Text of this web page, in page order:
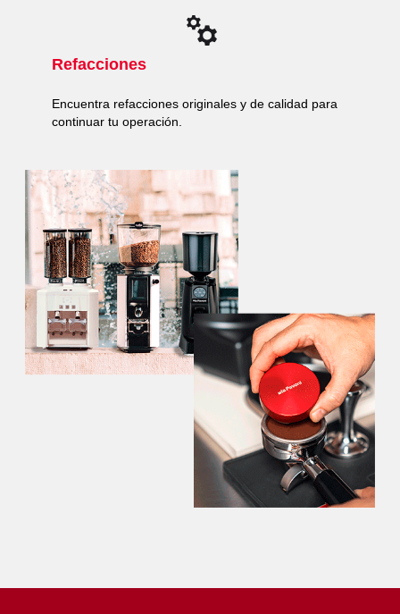
Refacciones
Encuentra refacciones originales y de calidad para
continuar tu operación.